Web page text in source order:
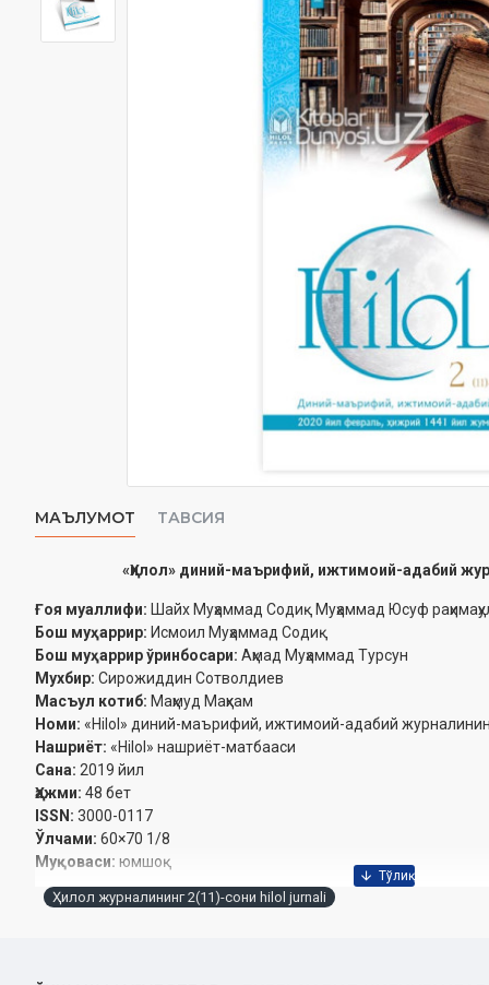
МАЪЛУМОТ ТАВСИЯ
«Ҳилол» диний-маърифий, ижтимоий-адабий
Ғоя муаллифи: Шайх Муҳаммад Содиқ Муҳаммад Юсуф
Бош муҳаррир: Исмоил Муҳаммад Содиқ
Бош муҳаррир ўринбосари: Аҳмад Муҳаммад Турсун
Мухбир: Сирожиддин Сотволдиев
Масъул котиб: Маҳмуд Маҳкам
‎Номи: «Hilol» диний-маърифий, ижтимоий-адабий
Нашриёт: «Hilol» нашриёт-матбааси‎
Сана: 2019 йил
Ҳажми: 48 бет‎
ISSN: 3000-0117‎
Ўлчами: 60×70 1/8
Муқоваси: юмшоқ
Ўзбекистон Республикаси Вазирлар Маҳкамаси ҳузуридаги
Ҳилол журналининг 2(11)-сони hilol jurnali